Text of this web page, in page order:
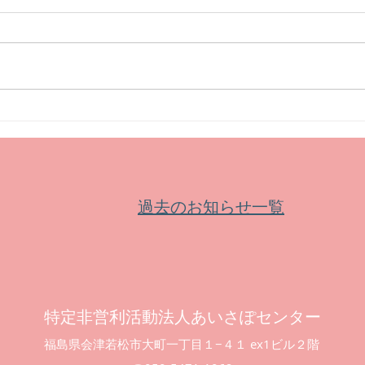
過去のお知らせ一覧
特定非営利活動法人あいさぽセンター
福島県会津若松市大町一丁目１−４１ ex1ビル２階